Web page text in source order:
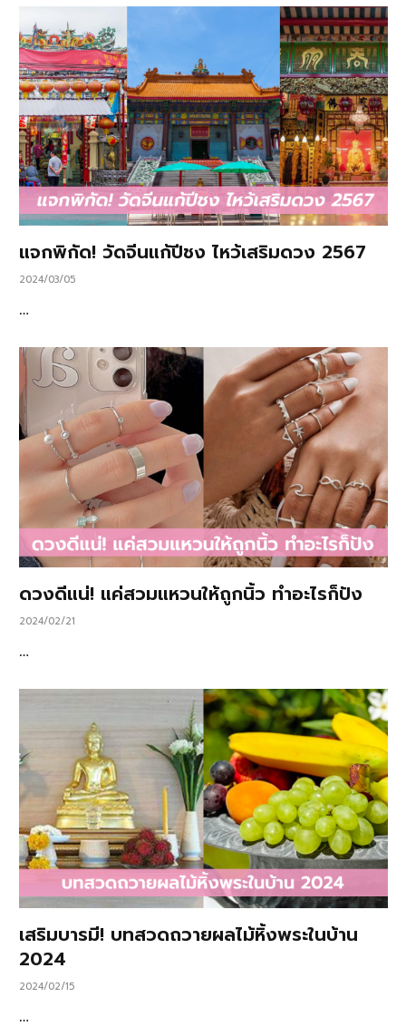
แจกพิกัด! วัดจีนแก้ปีชง ไหว้เสริมดวง 2567
2024/03/05
…
ดวงดีแน่! แค่สวมแหวนให้ถูกนิ้ว ทำอะไรก็ปัง
2024/02/21
…
เสริมบารมี! บทสวดถวายผลไม้หิ้งพระในบ้าน
2024
2024/02/15
…